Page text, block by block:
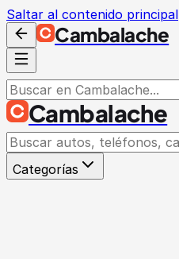
Saltar al contenido principal
Cambalache
Cambalache
Categorías